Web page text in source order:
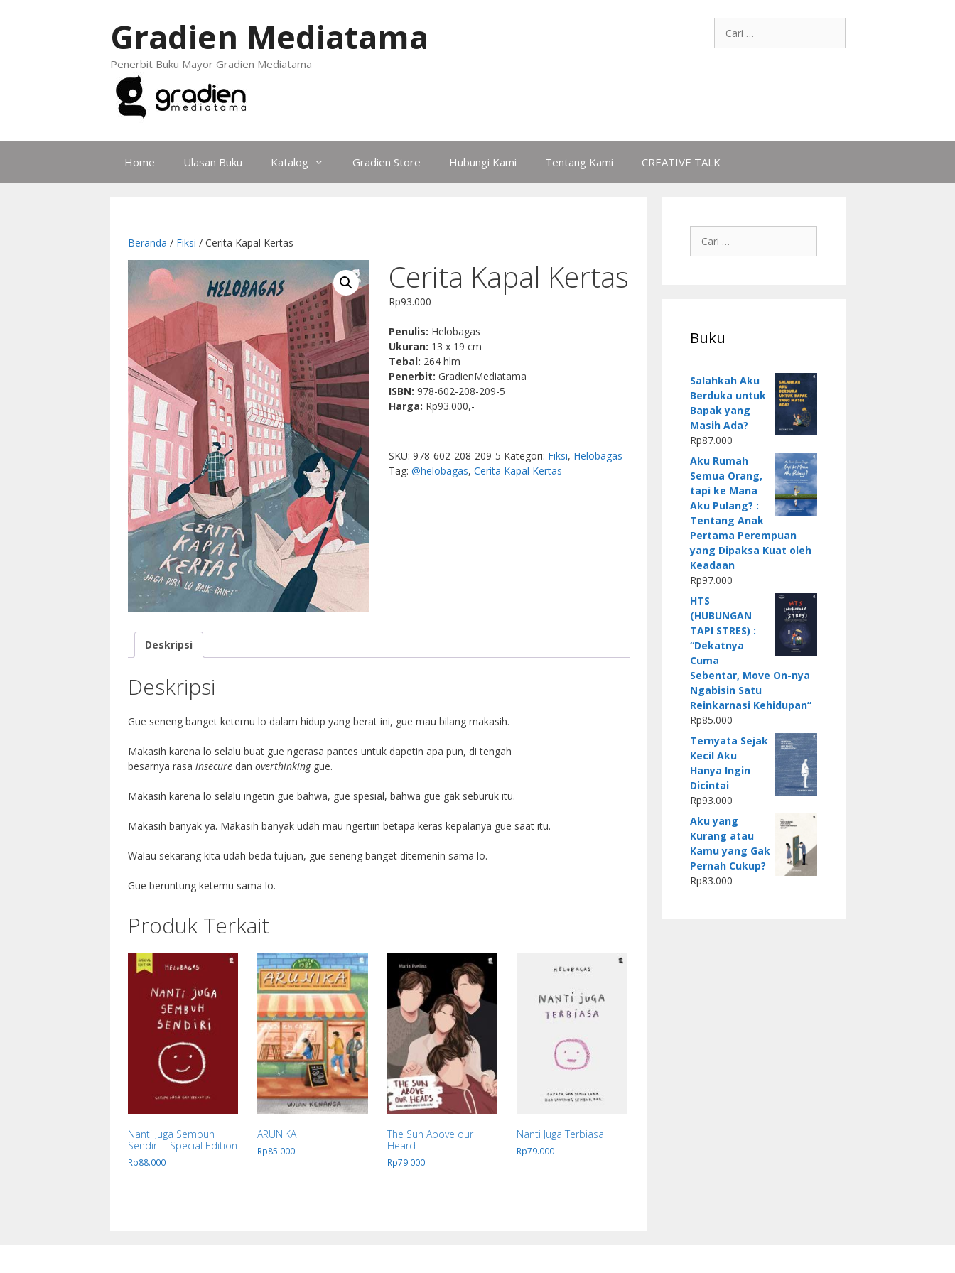
Gradien Mediatama
Penerbit Buku Mayor Gradien Mediatama
Home Ulasan Buku Katalog Gradien Store Hubungi Kami Tentang Kami CREATIVE TALK
Beranda / Fiksi / Cerita Kapal Kertas
Cerita Kapal Kertas
Rp93.000
Penulis: Helobagas
Ukuran: 13 x 19 cm
Tebal: 264 hlm
Penerbit: GradienMediatama
ISBN: 978-602-208-209-5
Harga: Rp93.000,-
SKU: 978-602-208-209-5 Kategori: Fiksi, Helobagas
Tag: @helobagas, Cerita Kapal Kertas
Deskripsi
Deskripsi
Gue seneng banget ketemu lo dalam hidup yang berat ini, gue mau bilang makasih.
Makasih karena lo selalu buat gue ngerasa pantes untuk dapetin apa pun, di tengah
besarnya rasa insecuredan overthinkinggue.
Makasih karena lo selalu ingetin gue bahwa, gue spesial, bahwa gue gak seburuk itu.
Makasih banyak ya. Makasih banyak udah mau ngertiin betapa keras kepalanya gue saat itu.
Walau sekarang kita udah beda tujuan, gue seneng banget ditemenin sama lo.
Gue beruntung ketemu sama lo.
Produk Terkait
Nanti Juga Sembuh
Sendiri – Special Edition
Rp88.000
ARUNIKA
Rp85.000
The Sun Above our
Heard
Rp79.000
Nanti Juga Terbiasa
Rp79.000
Buku
Salahkah Aku
Berduka untuk
Bapak yang
Masih Ada?
Rp87.000
Aku Rumah
Semua Orang,
tapi ke Mana
Aku Pulang? :
Tentang Anak
Pertama Perempuan
yang Dipaksa Kuat oleh
Keadaan
Rp97.000
HTS
(HUBUNGAN
TAPI STRES) :
“Dekatnya
Cuma
Sebentar, Move On-nya
Ngabisin Satu
Reinkarnasi Kehidupan”
Rp85.000
Ternyata Sejak
Kecil Aku
Hanya Ingin
Dicintai
Rp93.000
Aku yang
Kurang atau
Kamu yang Gak
Pernah Cukup?
Rp83.000